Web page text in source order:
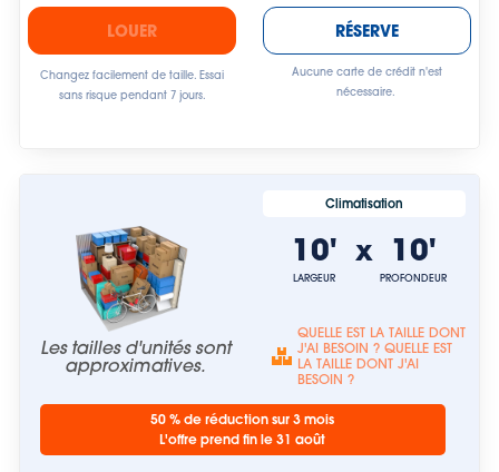
LOUER
Changez facilement de taille. Essai
sans risque pendant 7 jours.
RÉSERVE
Aucune carte de crédit n'est
nécessaire.
Les tailles d'unités sont
approximatives.
Climatisation
10'
LARGEUR
x 10'
PROFONDEUR
QUELLE EST LA TAILLE DONT
J'AI BESOIN ? QUELLE EST
LA TAILLE DONT J'AI
BESOIN ?
50 % de réduction sur 3 mois
L'offre prend fin le 31 août